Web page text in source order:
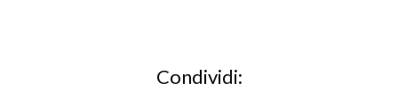
Condividi: